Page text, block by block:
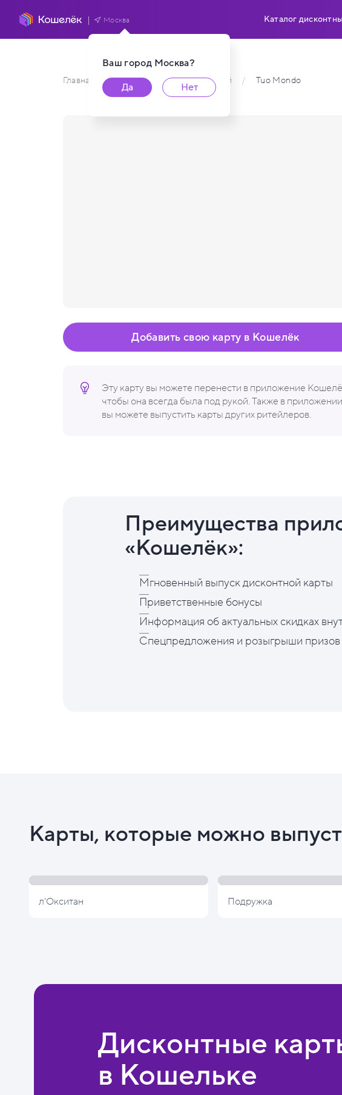
Ваш город Москва?
Да
Нет
Москва Каталог
Главная / Каталог карт пользователей / Tuo Mondo
Эту карту вы можете перенести в приложение
чтобы она всегда была под рукой. Также в приложении
вы можете выпустить карты других ритейлеров.
Добавить свою карту в Кошелёк
Преимущества
«Кошелёк»:
Мгновенный выпуск дисконтной карты
Приветственные бонусы
Информация об актуальных скидках
Спецпредложения и розыгрыши призов
Карты, которые можно
л'Окситан Подружка
Дисконтные
в Кошельке